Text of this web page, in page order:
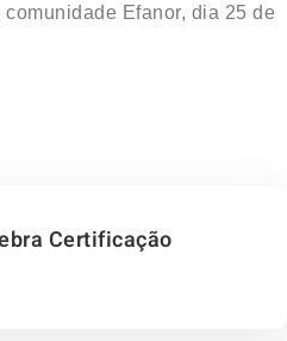
Efanor, dia 25 de
Certificação